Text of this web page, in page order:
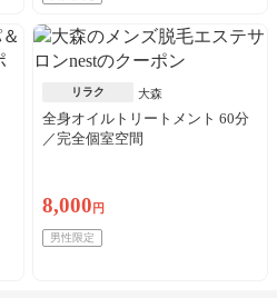
リラク 大森
全身オイルトリートメント 60分
／完全個室空間
8,000 円
男性限定